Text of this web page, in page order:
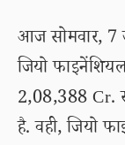
आज सोमवार, 7
जियो
2,08,388 Cr.
है. वही, जियो